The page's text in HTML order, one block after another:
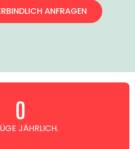
ANFRAGEN
JÄHRLICH.
0